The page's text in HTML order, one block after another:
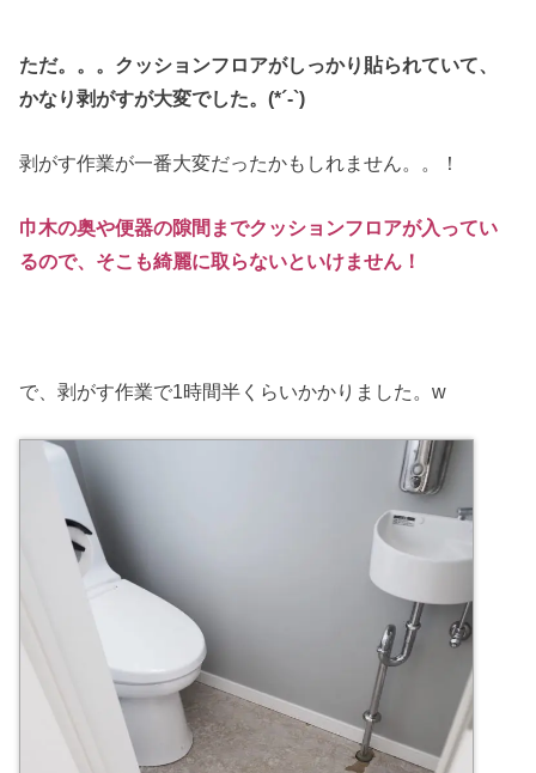
ただ。。。クッションフロアがしっかり貼られていて、
かなり剥がすが大変でした。(*´-`)
剥がす作業が一番大変だったかもしれません。。！
巾木の奥や便器の隙間までクッションフロアが入ってい
るので、そこも綺麗に取らないといけません！
で、剥がす作業で1時間半くらいかかりました。w